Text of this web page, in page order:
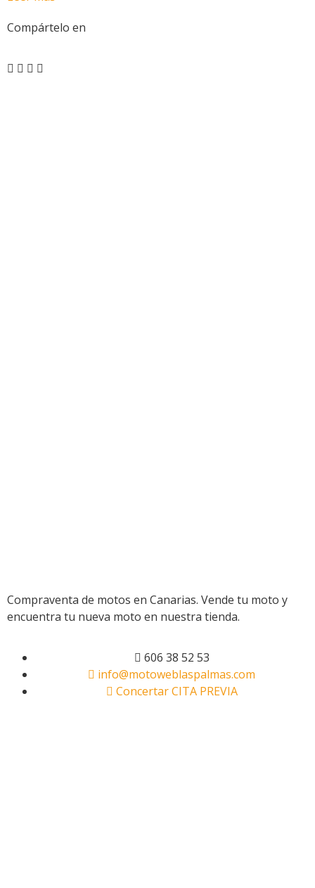
Compártelo en
Compraventa de motos en Canarias. Vende tu moto y
encuentra tu nueva moto en nuestra tienda.
606 38 52 53
info@motoweblaspalmas.com
Concertar CITA PREVIA